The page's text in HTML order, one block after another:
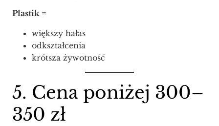
Plastik =
większy hałas
odkształcenia
krótsza żywotność
5. Cena poniżej 300–
350 zł